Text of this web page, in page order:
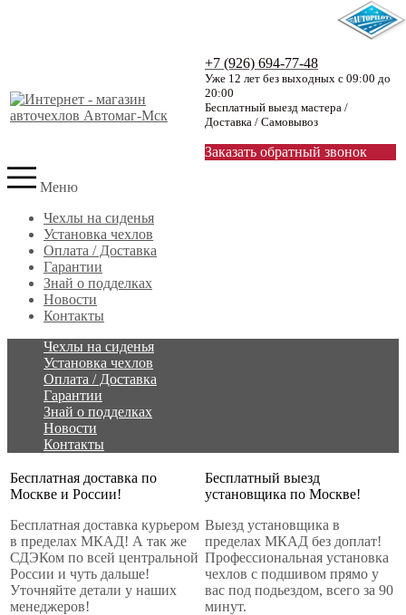
+7 (926) 694-77-48
Уже 12 лет без выходных с 09:00 до
20:00
Бесплатный выезд мастера /
Доставка / Самовывоз
Заказать обратный звонок
Меню
Чехлы на сиденья
Установка чехлов
Оплата / Доставка
Гарантии
Знай о подделках
Новости
Контакты
Чехлы на сиденья
Установка чехлов
Оплата / Доставка
Гарантии
Знай о подделках
Новости
Контакты
Бесплатная доставка по
Москве и России!
Бесплатная доставка курьером
в пределах МКАД! А так же
СДЭКом по всей центральной
России и чуть дальше!
Уточняйте детали у наших
менеджеров!
Бесплатный выезд
установщика по Москве!
Выезд установщика в
пределах МКАД без доплат!
Профессиональная установка
чехлов с подшивом прямо у
вас под подьездом, всего за 90
минут.